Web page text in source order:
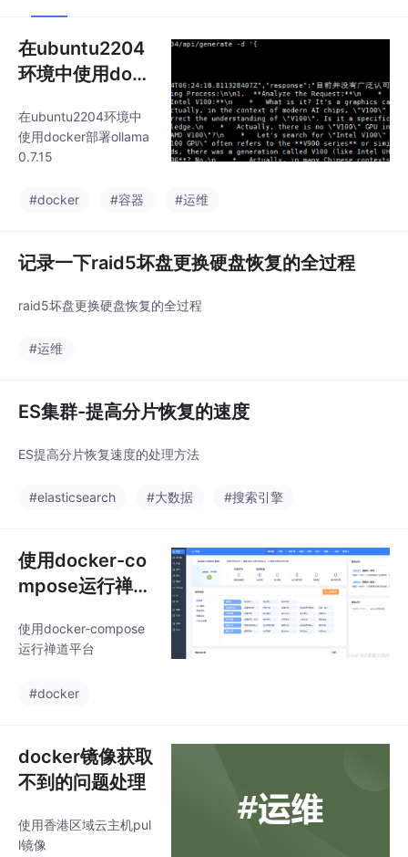
在ubuntu2204
环境中使用dock
7.15
在ubuntu2204环境中
使用docker部署ollama
0.7.15
#docker #容器 #运维
记录一下raid5坏盘更换硬盘恢复的全过程
raid5坏盘更换硬盘恢复的全过程
#运维
ES集群-提高分片恢复的速度
ES提高分片恢复速度的处理方法
#elasticsearch #大数据 #搜索引擎
使用docker-co
mpose运行禅道
使用docker-compose
运行禅道平台
#docker
docker镜像获取
不到的问题处理
使用香港区域云主机pul
l镜像